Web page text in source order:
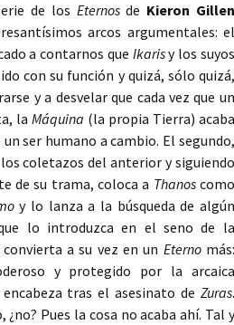
de los Eternosde Kieron Gillen
arcos argumentales: el
a contarnos que Ikarisy los suyos
con su función y quizá, sólo quizá,
y a desvelar que cada vez que un
la Máquina (la propia Tierra) acaba
un ser humano a cambio. El segundo,
coletazos del anterior y siguiendo
de su trama, coloca a Thanoscomo
y lo lanza a la búsqueda de algún
lo introduzca en el seno de la
a su vez en un Eternomás:
y protegido por la arcaica
encabeza tras el asesinato de Zuras.
¿no? Pues la cosa no acaba ahí. Tal y